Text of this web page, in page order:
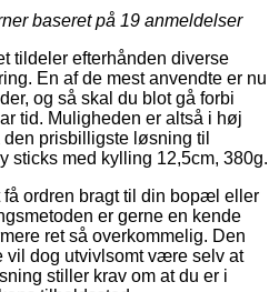
baseret på 19 anmeldelser
tildeler efterhånden diverse
En af de mest anvendte er nu
og så skal du blot gå forbi
tid. Muligheden er altså i høj
prisbilligste løsning til
sticks med kylling 12,5cm, 380g.
få ordren bragt til din bopæl eller
er gerne en kende
ret så overkommelig. Den
vil dog utvivlsomt være selv at
stiller krav om at du er i